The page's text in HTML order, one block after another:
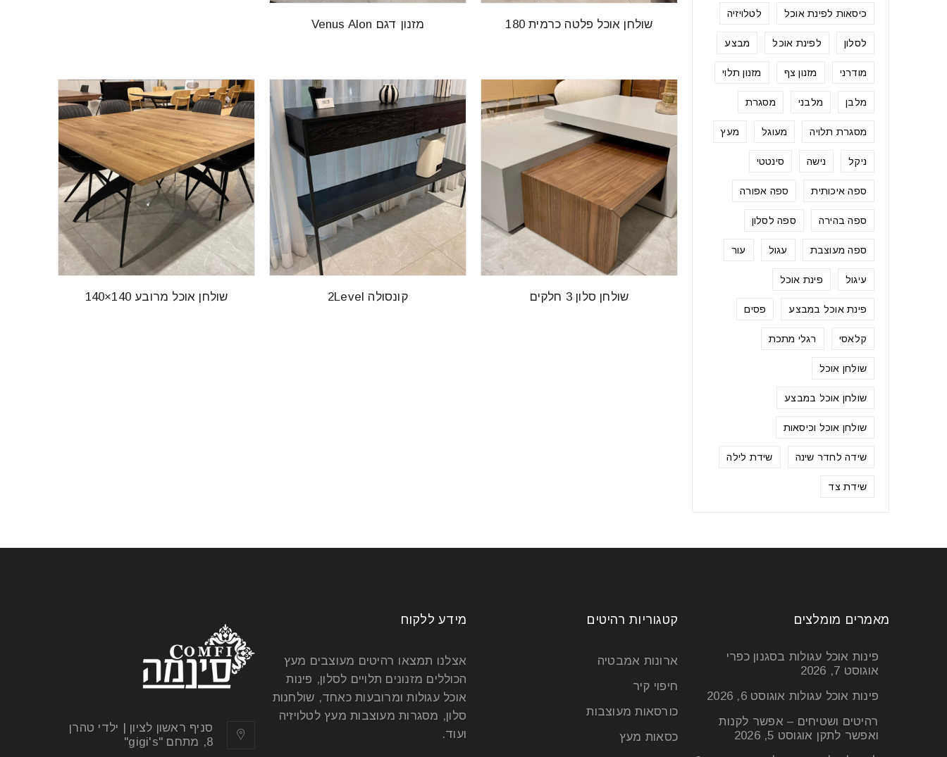
שולחן אוכל פלטה כרמית 180 מזנון דגם Venus Alon
שולחן סלון 3 חלקים קונסולה 2Level שולחן אוכל מרובע 140×140
כיסאות לפינת אוכל לטלויזיה
לסלון לפינת אוכל מבצע
מודרני מזנון צף מזנון תלוי
מלבן מלבני מסגרת
מסגרת תלויה מעוגל מעץ
ניקל נישה סינטטי
ספה איכותית ספה אפורה
ספה בהירה ספה לסלון
ספה מעוצבת עגול עור
עיגול פינת אוכל
פינת אוכל במבצע פסים
קלאסי רגלי מתכת
שולחן אוכל
שולחן אוכל במבצע
שולחן אוכל וכיסאות
שידה לחדר שינה שידת לילה
שידת צד
סניף ראשון לציון | ילדי טהרן
8, מתחם "gigi's"
מידע ללקוח
אצלנו תמצאו רהיטים מעוצבים מעץ
הכוללים מזנונים תלויים לסלון, פינות
אוכל עגולות ומרובעות כאחד, שולחנות
סלון, מסגרות מעוצבות מעץ לטלויזיה
ועוד.
קטגוריות רהיטים
ארונות אמבטיה
חיפוי קיר
כורסאות מעוצבות
כסאות מעץ
מאמרים מומלצים
פינות אוכל עגולות בסגנון כפרי
אוגוסט 7, 2026
פינות אוכל עגולות אוגוסט 6, 2026
רהיטים ושטיחים – אפשר לקנות
ואפשר לתקן אוגוסט 5, 2026